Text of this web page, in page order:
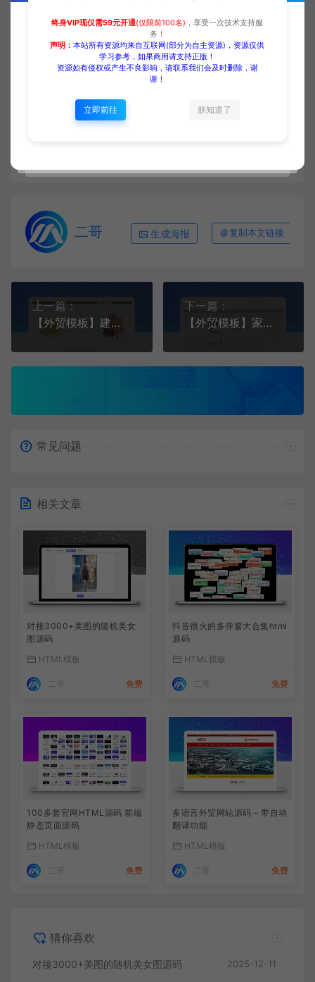
收藏 (0) 打赏 点赞 ( 0)
源码大集 HTML模板
+蓝款 响应式模板
https://www.yuanmadaji.com/5402.html
二哥 生成海报 复制本文链接
上一篇：
【外贸模板】建筑行业及服装行业 黄+白款 响应式模板
下一篇：
【外贸模板】家具 白色款 响应式模板
常见问题
相关文章
对接3000+美图的随机美女
图源码
HTML模板
免费
抖音很火的多弹窗大合集html
源码
HTML模板
免费
100多套官网HTML源码 前端
静态页面源码
HTML模板
免费
多语言外贸网站源码 – 带自动
翻译功能
HTML模板
免费
猜你喜欢
对接3000+美图的随机美女图源码 2025-12-11
终身VIP现仅需59元开通(仅限前100名) ，享受一次技术支持服
务！
声明：本站所有资源均来自互联网(部分为自主资源)，资源仅供
学习参考，如果商用请支持正版！
资源如有侵权或产生不良影响，请联系我们会及时删除，谢
谢！
立即前往 朕知道了